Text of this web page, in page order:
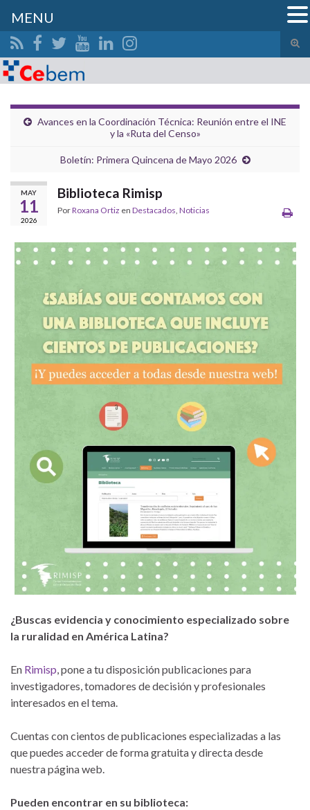
el
Search for:
Avances en la Coordinación Técnica: Reunión entre el INE
y la «Ruta del Censo»
Boletín: Primera Quincena de Mayo 2026
MAY
11
2026
Biblioteca Rimisp
PorRoxana Ortiz en Destacados, Noticias
¿Buscas evidencia y conocimiento especializado sobre
la ruralidad en América Latina?
En Rimisp, pone a tu disposición publicaciones para
investigadores, tomadores de decisión y profesionales
interesados en el tema.
Cuentas con cientos de publicaciones especializadas a las
que puedes acceder de forma gratuita y directa desde
nuestra página web.
Pueden encontrar en su biblioteca:
MENU